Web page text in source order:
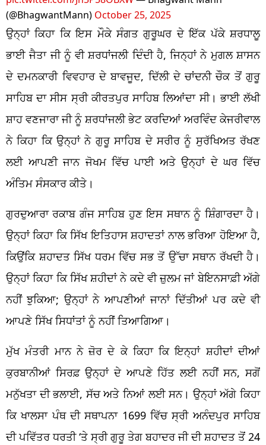
(@BhagwantMann) October 25, 2025
ਉਨ੍ਹਾਂ ਕਿਹਾ ਕਿ ਇਸ ਮੌਕੇ ਸੰਗਤ ਗੁਰੂਘਰ ਦੇ ਇੱਕ ਪੱਕੇ ਸ਼ਰਧਾਲੂ
ਭਾਈ ਜੈਤਾ ਜੀ ਨੂੰ ਵੀ ਸ਼ਰਧਾਂਜਲੀ ਦਿੰਦੀ ਹੈ, ਜਿਨ੍ਹਾਂ ਨੇ ਮੁਗਲ ਸ਼ਾਸਨ
ਦੇ ਦਮਨਕਾਰੀ ਵਿਵਹਾਰ ਦੇ ਬਾਵਜੂਦ, ਦਿੱਲੀ ਦੇ ਚਾਂਦਨੀ ਚੌਕ ਤੋਂ ਗੁਰੂ
ਸਾਹਿਬ ਦਾ ਸੀਸ ਸ੍ਰੀ ਕੀਰਤਪੁਰ ਸਾਹਿਬ ਲਿਆਂਦਾ ਸੀ। ਭਾਈ ਲੱਖੀ
ਸ਼ਾਹ ਵਣਜਾਰਾ ਜੀ ਨੂੰ ਸ਼ਰਧਾਂਜਲੀ ਭੇਟ ਕਰਦਿਆਂ ਅਰਵਿੰਦ ਕੇਜਰੀਵਾਲ
ਨੇ ਕਿਹਾ ਕਿ ਉਨ੍ਹਾਂ ਨੇ ਗੁਰੂ ਸਾਹਿਬ ਦੇ ਸਰੀਰ ਨੂੰ ਸੁਰੱਖਿਅਤ ਰੱਖਣ
ਲਈ ਆਪਣੀ ਜਾਨ ਜੋਖਮ ਵਿੱਚ ਪਾਈ ਅਤੇ ਉਨ੍ਹਾਂ ਦੇ ਘਰ ਵਿੱਚ
ਅੰਤਿਮ ਸੰਸਕਾਰ ਕੀਤੇ।
ਗੁਰਦੁਆਰਾ ਰਕਾਬ ਗੰਜ ਸਾਹਿਬ ਹੁਣ ਇਸ ਸਥਾਨ ਨੂੰ ਸ਼ਿੰਗਾਰਦਾ ਹੈ।
ਉਨ੍ਹਾਂ ਕਿਹਾ ਕਿ ਸਿੱਖ ਇਤਿਹਾਸ ਸ਼ਹਾਦਤਾਂ ਨਾਲ ਭਰਿਆ ਹੋਇਆ ਹੈ,
ਕਿਉਂਕਿ ਸ਼ਹਾਦਤ ਸਿੱਖ ਧਰਮ ਵਿੱਚ ਸਭ ਤੋਂ ਉੱਚਾ ਸਥਾਨ ਰੱਖਦੀ ਹੈ।
ਉਨ੍ਹਾਂ ਕਿਹਾ ਕਿ ਸਿੱਖ ਸ਼ਹੀਦਾਂ ਨੇ ਕਦੇ ਵੀ ਜ਼ੁਲਮ ਜਾਂ ਬੇਇਨਸਾਫ਼ੀ ਅੱਗੇ
ਨਹੀਂ ਝੁਕਿਆ; ਉਨ੍ਹਾਂ ਨੇ ਆਪਣੀਆਂ ਜਾਨਾਂ ਦਿੱਤੀਆਂ ਪਰ ਕਦੇ ਵੀ
ਆਪਣੇ ਸਿੱਖ ਸਿਧਾਂਤਾਂ ਨੂੰ ਨਹੀਂ ਤਿਆਗਿਆ।
ਮੁੱਖ ਮੰਤਰੀ ਮਾਨ ਨੇ ਜ਼ੋਰ ਦੇ ਕੇ ਕਿਹਾ ਕਿ ਇਨ੍ਹਾਂ ਸ਼ਹੀਦਾਂ ਦੀਆਂ
ਕੁਰਬਾਨੀਆਂ ਸਿਰਫ਼ ਉਨ੍ਹਾਂ ਦੇ ਆਪਣੇ ਹਿੱਤ ਲਈ ਨਹੀਂ ਸਨ, ਸਗੋਂ
ਮਨੁੱਖਤਾ ਦੀ ਭਲਾਈ, ਸੱਚ ਅਤੇ ਨਿਆਂ ਲਈ ਸਨ। ਉਨ੍ਹਾਂ ਅੱਗੇ ਕਿਹਾ
ਕਿ ਖਾਲਸਾ ਪੰਥ ਦੀ ਸਥਾਪਨਾ 1699 ਵਿੱਚ ਸ੍ਰੀ ਅਨੰਦਪੁਰ ਸਾਹਿਬ
ਦੀ ਪਵਿੱਤਰ ਧਰਤੀ ‘ਤੇ ਸ੍ਰੀ ਗੁਰੂ ਤੇਗ ਬਹਾਦਰ ਜੀ ਦੀ ਸ਼ਹਾਦਤ ਤੋਂ 24